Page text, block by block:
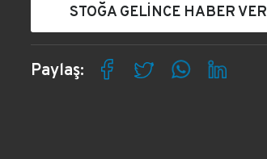
STOĞA GELİNCE HABER VER
Paylaş: